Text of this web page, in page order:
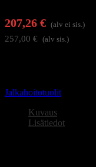
207,26 € (alv ei sis.)
257,00 € (alv sis.)
Jalkahoitotuolit
Kuvaus
Lisätiedot